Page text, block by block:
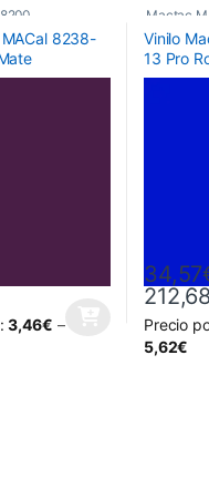
hasta
se pueden elegir en la
8238-
de precios:
3,46€ –
tiene múltiples variantes.
Mactac
Vinilo
13 Pro
34,57
Precio
5,62€
Este